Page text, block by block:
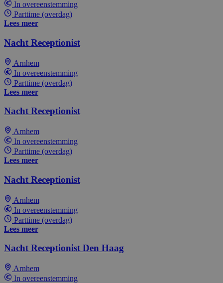
In overeenstemming
Parttime (overdag)
Lees meer
Nacht Receptionist
Arnhem
In overeenstemming
Parttime (overdag)
Lees meer
Nacht Receptionist
Arnhem
In overeenstemming
Parttime (overdag)
Lees meer
Nacht Receptionist
Arnhem
In overeenstemming
Parttime (overdag)
Lees meer
Nacht Receptionist Den Haag
Arnhem
In overeenstemming